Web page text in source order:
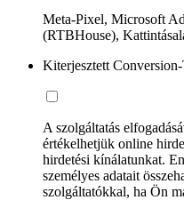
Meta-Pixel, Microsoft
(RTBHouse),
Kiterjesztett
A szolgáltatás
értékelhetjük online
hirdetési kínálatunkat.
személyes adatait
szolgáltatókkal, ha Ön